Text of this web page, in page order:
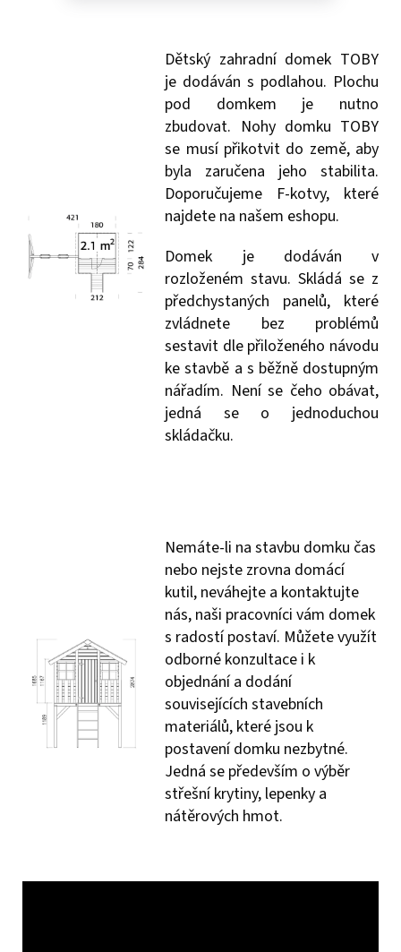
ý,
růz
né
Dětský zahradní domek TOBY
je dodáván s podlahou. Plochu
pod domkem je nutno
zbudovat. Nohy domku TOBY
se musí přikotvit do země, aby
byla zaručena jeho stabilita.
Doporučujeme F-kotvy, které
najdete na našem eshopu.
Domek je dodáván v
rozloženém stavu. Skládá se z
předchystaných panelů, které
zvládnete bez problémů
sestavit dle přiloženého návodu
ke stavbě a s běžně dostupným
nářadím. Není se čeho obávat,
jedná se o jednoduchou
skládačku.
Nemáte-li na stavbu domku čas
nebo nejste zrovna domácí
kutil, neváhejte a kontaktujte
nás, naši pracovníci vám domek
s radostí postaví. Můžete využít
odborné konzultace i k
objednání a dodání
souvisejících stavebních
materiálů, které jsou k
postavení domku nezbytné.
Jedná se především o výběr
střešní krytiny, lepenky a
nátěrových hmot.